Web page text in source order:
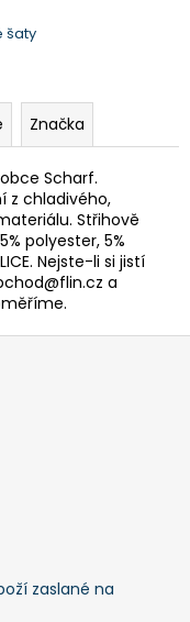
šaty
Značka
Scharf.
z chladivého,
Střihově
polyester, 5%
Nejste-li si jistí
a
zaslané na